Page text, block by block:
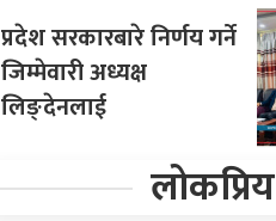
प्रदेश सरकारबारे निर्णय गर्ने
जिम्मेवारी अध्यक्ष
लिङ्देनलाई
लोकप्रिय